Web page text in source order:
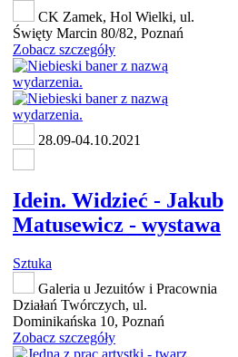
CK Zamek, Hol Wielki, ul.
Święty Marcin 80/82, Poznań
Zobacz szczegóły
28.09-04.10.2021
Idein. Widzieć - Jakub
Matusewicz - wystawa
Sztuka
Galeria u Jezuitów i Pracownia
Działań Twórczych, ul.
Dominikańska 10, Poznań
Zobacz szczegóły